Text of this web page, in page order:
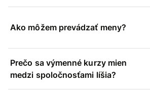
Ako môžem prevádzať meny?
Prečo sa výmenné kurzy mien
medzi spoločnosťami líšia?